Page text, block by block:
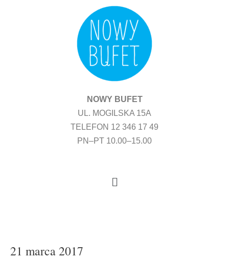
NOWY BUFET
UL. MOGILSKA 15A
TELEFON 12 346 17 49
PN–PT 10.00–15.00
Menu
21 marca 2017